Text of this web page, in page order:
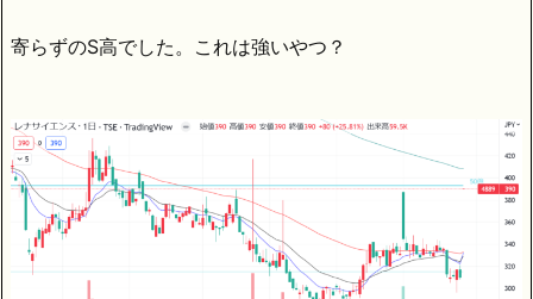
寄らずのS高でした。これは強いやつ？